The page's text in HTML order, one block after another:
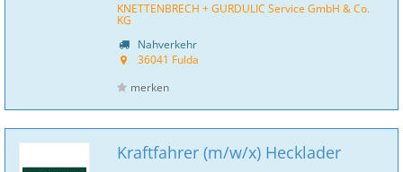
KNETTENBRECH + GURDULIC Service GmbH & Co.
KG
Nahverkehr
36041 Fulda
merken
Kraftfahrer (m/w/x) Hecklader